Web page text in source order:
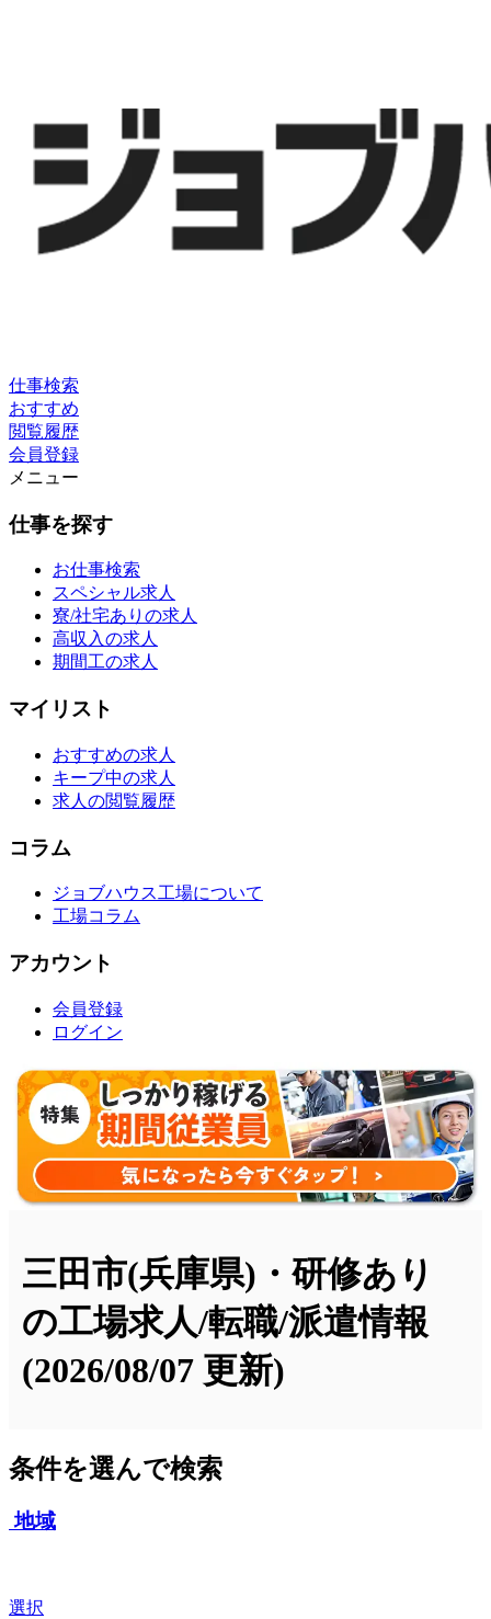
仕事検索
おすすめ
閲覧履歴
会員登録
メニュー
仕事を探す
お仕事検索
スペシャル求人
寮/社宅ありの求人
高収入の求人
期間工の求人
マイリスト
おすすめの求人
キープ中の求人
求人の閲覧履歴
コラム
ジョブハウス工場について
工場コラム
アカウント
会員登録
ログイン
三田市(兵庫県)・研修あり
の工場求人/転職/派遣情報
(2026/08/07 更新)
条件を選んで検索
地域
選択